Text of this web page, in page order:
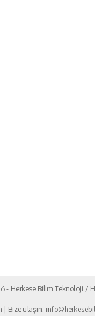
- Herkese Bilim Teknoloji /
| Bize ulaşın: